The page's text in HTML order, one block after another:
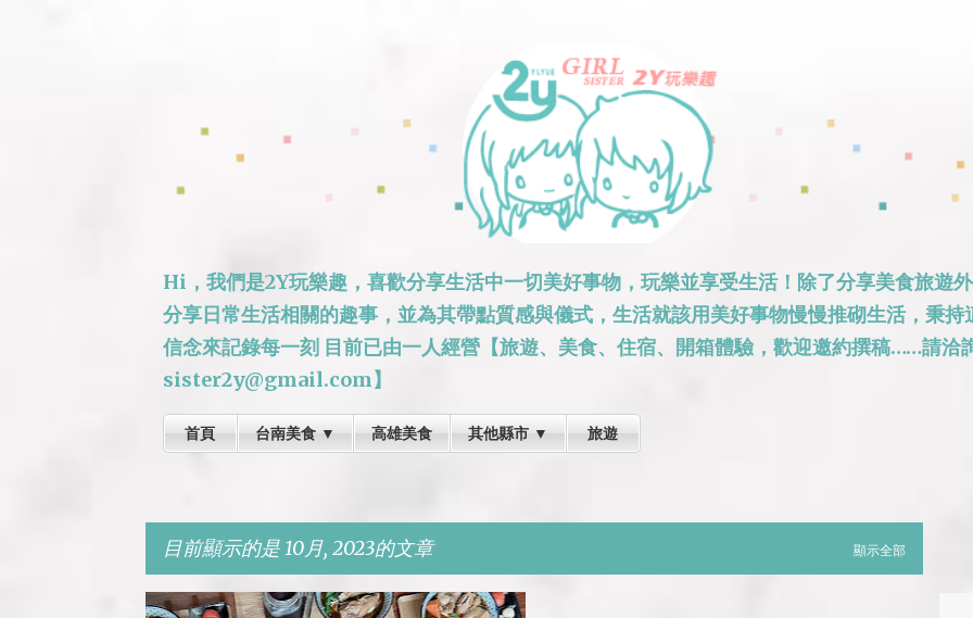
Hi，我們是2Y玩樂趣，喜歡分享生活中一切美好事物，玩樂並享受生活！除了分享美食旅遊
分享日常生活相關的趣事，並為其帶點質感與儀式，生活就該用美好事物慢慢推砌生活，秉持
信念來記錄每一刻 目前已由一人經營【旅遊、美食、住宿、開箱體驗，歡迎邀約撰稿……請洽
sister2y@gmail.com】
首頁 台南美食 ▼ 高雄美食 其他縣市 ▼ 旅遊
目前顯示的是 10月, 2023的文章 顯示全部